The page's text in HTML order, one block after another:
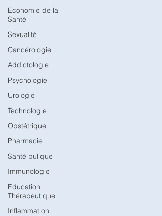
Economie de la
Santé
Sexualité
Cancérologie
Addictologie
Psychologie
Urologie
Technologie
Obstétrique
Pharmacie
Santé pulique
Immunologie
Education
Thérapeutique
Inflammation